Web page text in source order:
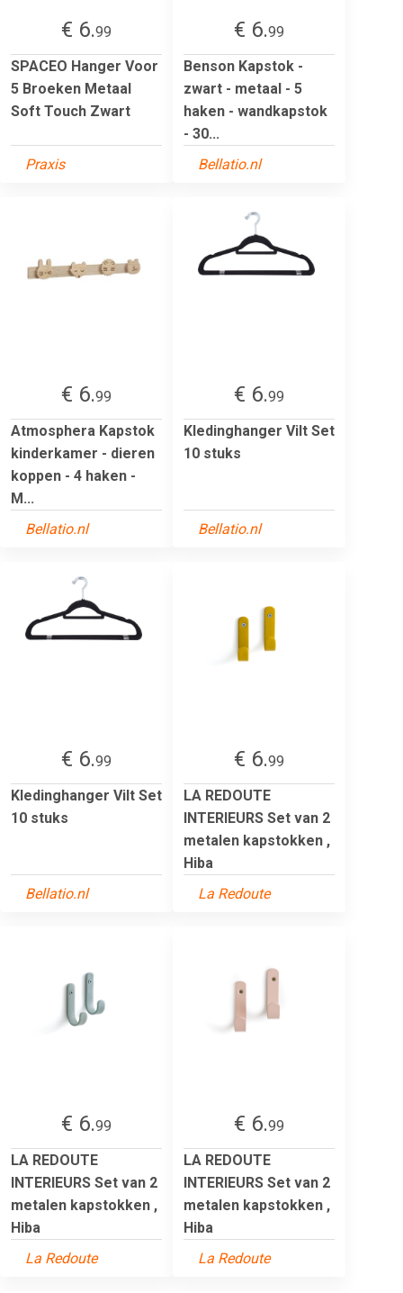
€ 6.99
SPACEO Hanger Voor
5 Broeken Metaal
Soft Touch Zwart
Praxis
€ 6.99
Benson Kapstok -
zwart - metaal - 5
haken - wandkapstok
- 30...
Bellatio.nl
€ 6.99
Atmosphera Kapstok
kinderkamer - dieren
koppen - 4 haken -
M...
Bellatio.nl
€ 6.99
Kledinghanger Vilt Set
10 stuks
Bellatio.nl
€ 6.99
Kledinghanger Vilt Set
10 stuks
Bellatio.nl
€ 6.99
LA REDOUTE
INTERIEURS Set van 2
metalen kapstokken ,
Hiba
La Redoute
€ 6.99
LA REDOUTE
INTERIEURS Set van 2
metalen kapstokken ,
Hiba
La Redoute
€ 6.99
LA REDOUTE
INTERIEURS Set van 2
metalen kapstokken ,
Hiba
La Redoute